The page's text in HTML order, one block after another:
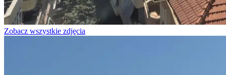
Zobacz wszystkie zdjęcia